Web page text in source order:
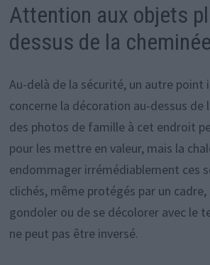
Attention aux objets
dessus de la cheminée
Au-delà de la sécurité, un autre point
concerne la décoration au-dessus de
des photos de famille à cet endroit
pour les mettre en valeur, mais la
endommager irrémédiablement ces
clichés, même protégés par un
gondoler ou de se décolorer avec le
ne peut pas être inversé.